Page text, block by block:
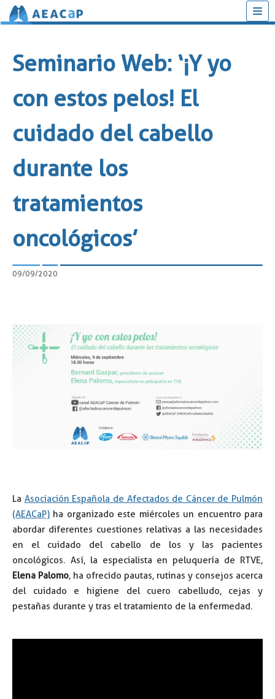
contenido
Seminario Web: ‘¡Y yo
con estos pelos! El
cuidado del cabello
durante los
tratamientos
oncológicos’
09/09/2020
La Asociación Española de Afectados de Cáncer de Pulmón
(AEACaP) ha organizado este miércoles un encuentro para
abordar diferentes cuestiones relativas a las necesidades
en el cuidado del cabello de los y las pacientes
oncológicos. Así, la especialista en peluquería de RTVE,
Elena Palomo, ha ofrecido pautas, rutinas y consejos acerca
del cuidado e higiene del cuero cabelludo, cejas y
pestañas durante y tras el tratamiento de la enfermedad.